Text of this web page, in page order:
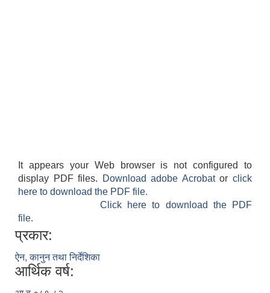
It appears your Web browser is not configured to
display PDF files.
Download adobe Acrobatorclick
here to download the PDF file.
Click here to download the PDF
file.
प्रकार:
ऐन, कानुन तथा निर्देशिका
आर्थिक वर्ष: